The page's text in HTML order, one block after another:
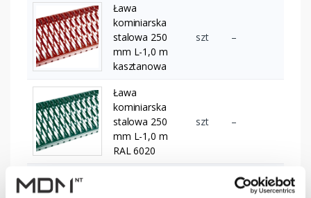
Ława
kominiarska
stalowa 250
mm L-1,0 m
kasztanowa
szt –
Ława
kominiarska
stalowa 250
mm L-1,0 m
RAL 6020
szt –